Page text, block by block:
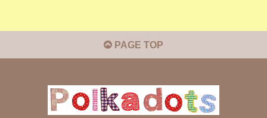
PAGE TOP